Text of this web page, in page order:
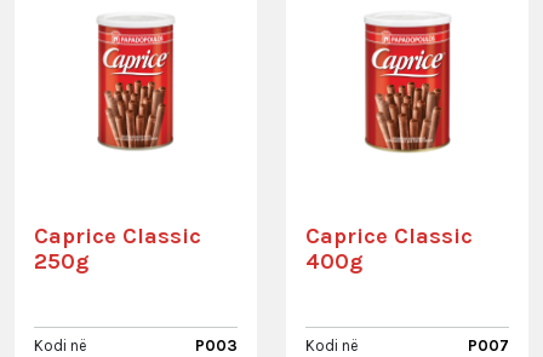
Caprice Classic
250g
Kodi në
P003
Caprice Classic
400g
Kodi në
P007